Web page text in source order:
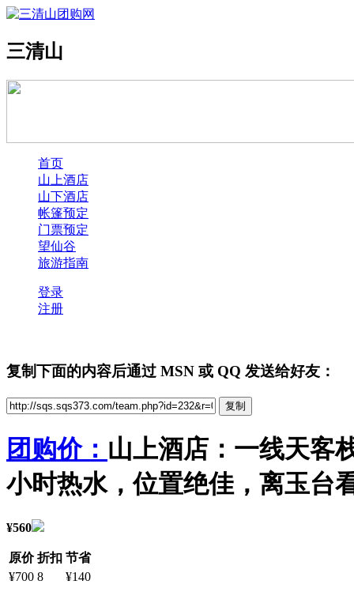
三清山
首页
山上酒店
山下酒店
帐篷预定
门票预定
望仙谷
旅游指南
登录
注册
复制下面的内容后通过 MSN 或 QQ 发送给好友：
团购价： 山上酒店：一线天客
小时热水，位置绝佳，离玉台
¥560
原价 折扣 节省
¥700 8 ¥140